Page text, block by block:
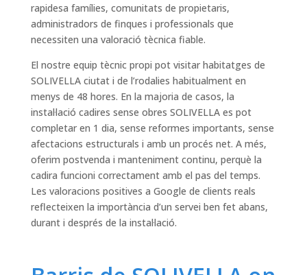
rapidesa famílies, comunitats de propietaris,
administradors de finques i professionals que
necessiten una valoració tècnica fiable.
El nostre equip tècnic propi pot visitar habitatges de
SOLIVELLA ciutat i de l’rodalies habitualment en
menys de 48 hores. En la majoria de casos, la
instal·lació cadires sense obres SOLIVELLA es pot
completar en 1 dia, sense reformes importants, sense
afectacions estructurals i amb un procés net. A més,
oferim postvenda i manteniment continu, perquè la
cadira funcioni correctament amb el pas del temps.
Les valoracions positives a Google de clients reals
reflecteixen la importància d’un servei ben fet abans,
durant i després de la instal·lació.